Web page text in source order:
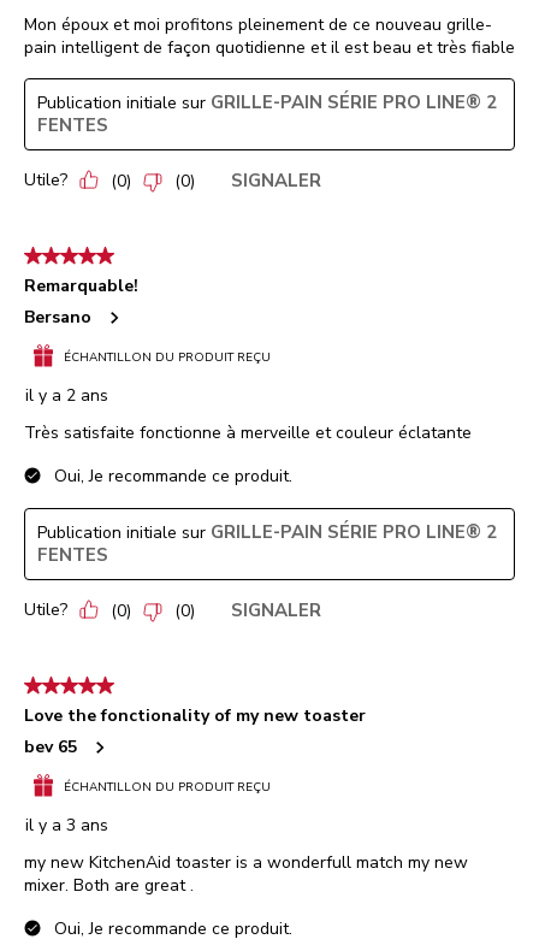
Mon époux et moi profitons pleinement de ce nouveau grille-
pain intelligent de façon quotidienne et il est beau et très fiable
Publication initiale sur GRILLE-PAIN SÉRIE PRO LINE® 2
FENTES
Utile? (0) (0) SIGNALER
5 étoile(s) sur 5.
Remarquable!
Bersano
ÉCHANTILLON DU PRODUIT REÇU
il y a 2 ans
Très satisfaite fonctionne à merveille et couleur éclatante
Oui, Je recommande ce produit.
Publication initiale sur GRILLE-PAIN SÉRIE PRO LINE® 2
FENTES
Utile? (0) (0) SIGNALER
5 étoile(s) sur 5.
Love the fonctionality of my new toaster
bev 65
ÉCHANTILLON DU PRODUIT REÇU
il y a 3 ans
my new KitchenAid toaster is a wonderfull match my new
mixer. Both are great .
Oui, Je recommande ce produit.